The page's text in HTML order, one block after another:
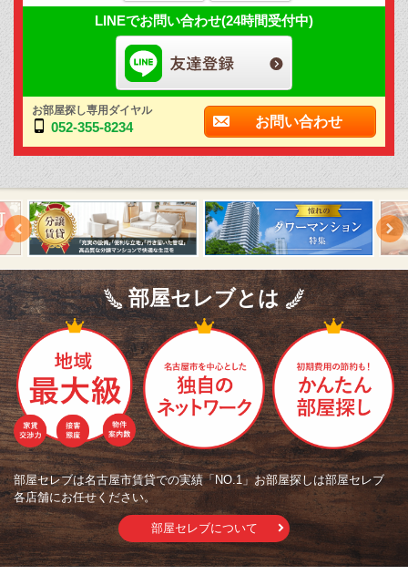
LINEでお問い合わせ(24時間受付中)
お部屋探し専用ダイヤル
052-355-8234 お問い合わせ
部屋セレブとは
部屋セレブは名古屋市賃貸での実績「NO.1」お部屋探しは部屋セレブ
各店舗にお任せください。
部屋セレブについて